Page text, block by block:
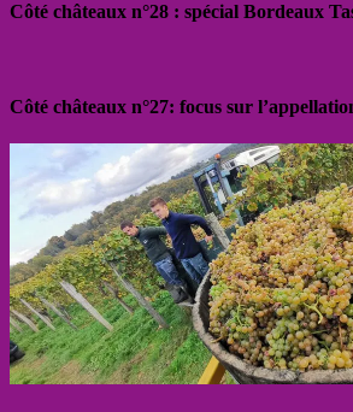
Côté châteaux n°28 : spécial Bordeaux
Côté châteaux n°27: focus sur